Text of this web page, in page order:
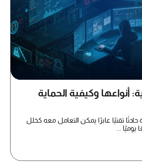
أنواعها وكيفية الحماية
حادثًا تقنيًا عابرًا يمكن التعامل معه كخلل
...